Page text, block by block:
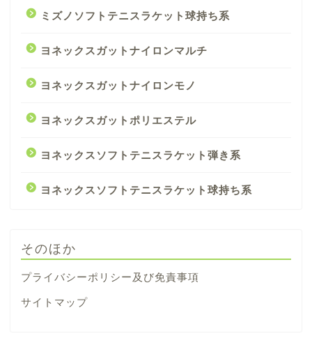
ミズノソフトテニスラケット球持ち系
ヨネックスガットナイロンマルチ
ヨネックスガットナイロンモノ
ヨネックスガットポリエステル
ヨネックスソフトテニスラケット弾き系
ヨネックスソフトテニスラケット球持ち系
そのほか
プライバシーポリシー及び免責事項
サイトマップ